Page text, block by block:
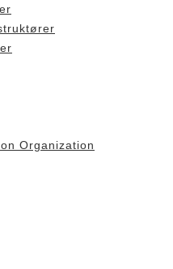
Organization